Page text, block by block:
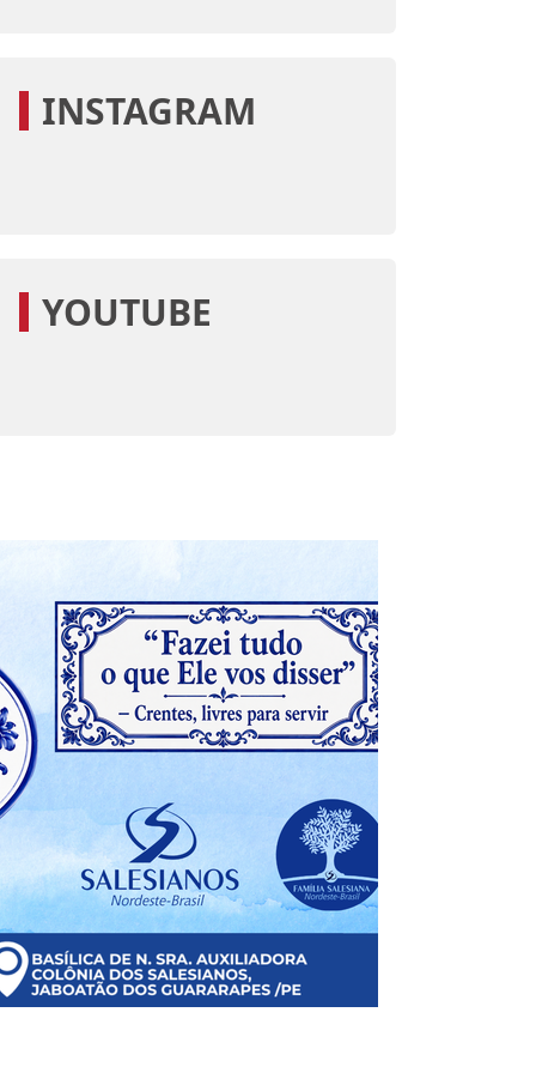
INSTAGRAM
YOUTUBE